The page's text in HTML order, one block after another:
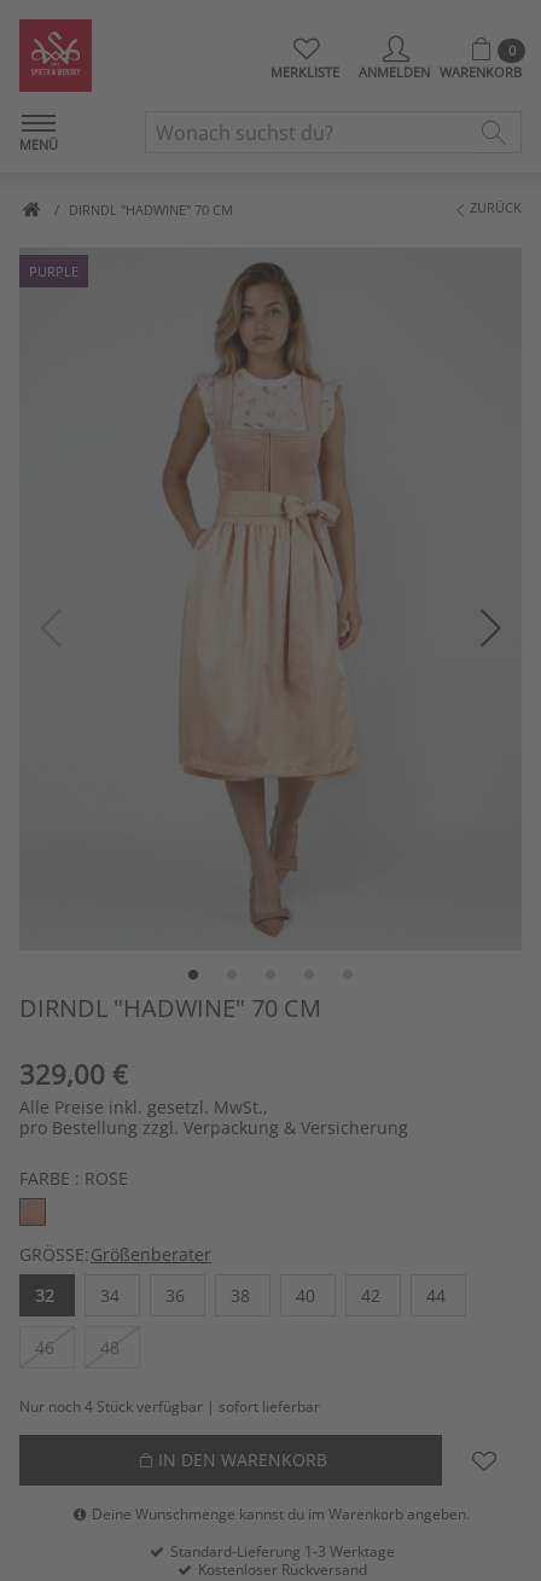
MERKLISTE ANMELDEN
0
WARENKORB
MENÜ
DIRNDL "HADWINE" 70 CM ZURÜCK
Artikelbilder überspringen
PURPLE
DIRNDL "HADWINE" 70 CM
329,00 €
Alle Preise inkl. gesetzl. MwSt.,
pro Bestellung zzgl. Verpackung & Versicherung
FARBE : ROSE
GRÖSSE:Größenberater
32
34 36 38 40 42 44
46 48
Nur noch 4 Stück verfügbar | sofort lieferbar
IN DEN WARENKORB
Deine Wunschmenge kannst du im Warenkorb angeben.
Standard-Lieferung 1-3 Werktage
Kostenloser Rückversand